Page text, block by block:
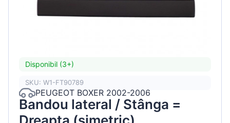
Disponibil (3+)
SKU: W1-FT90789
PEUGEOT BOXER 2002-2006
Bandou lateral / Stânga =